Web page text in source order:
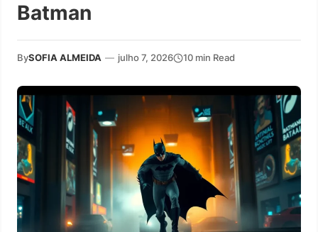
Batman
BySOFIA ALMEIDA — julho 7, 2026 10 min Read